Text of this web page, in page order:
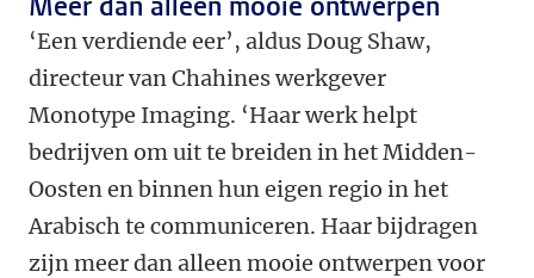
‘Een verdiende eer’, aldus Doug Shaw,
directeur van Chahines werkgever
Monotype Imaging. ‘Haar werk helpt
bedrijven om uit te breiden in het Midden-
Oosten en binnen hun eigen regio in het
Arabisch te communiceren. Haar bijdragen
zijn meer dan alleen mooie ontwerpen voor